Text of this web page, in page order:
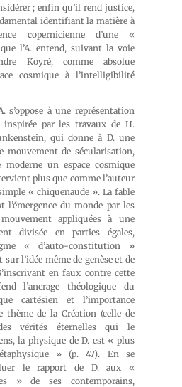
; enfin qu’il rend justice,
identifiant la matière à
copernicienne d’une «
l’A. entend, suivant la voie
Koyré, comme absolue
cosmique à l’intelligibilité
s’oppose à une représentation
inspirée par les travaux de H.
qui donne à D. une
mouvement de sécularisation,
un espace cosmique
plus que comme l’auteur
« chiquenaude ». La fable
l’émergence du monde par les
appliquées à une
divisée en parties égales,
« d’auto-constitution »
l’idée même de genèse et de
en faux contre cette
l’ancrage théologique du
cartésien et l’importance
thème de la Création (celle de
vérités éternelles qui le
la physique de D. est « plus
» (p. 47). En se
le rapport de D. aux «
» de ses contemporains,